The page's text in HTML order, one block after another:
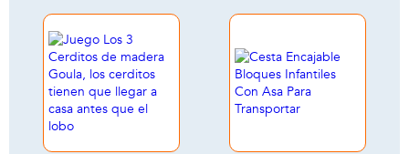
monstruo tragón se